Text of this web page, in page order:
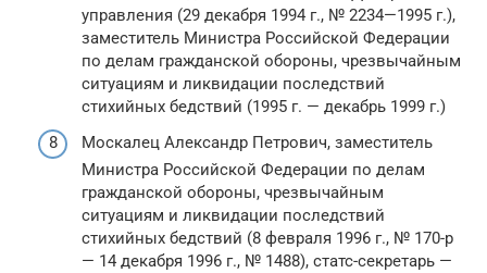
управления (29 декабря 1994 г., № 2234—1995 г.),
заместитель Министра Российской Федерации
по делам гражданской обороны, чрезвычайным
ситуациям и ликвидации последствий
стихийных бедствий (1995 г. — декабрь 1999 г.)
Москалец Александр Петрович, заместитель
Министра Российской Федерации по делам
гражданской обороны, чрезвычайным
ситуациям и ликвидации последствий
стихийных бедствий (8 февраля 1996 г., № 170-р
— 14 декабря 1996 г., № 1488), статс-секретарь —